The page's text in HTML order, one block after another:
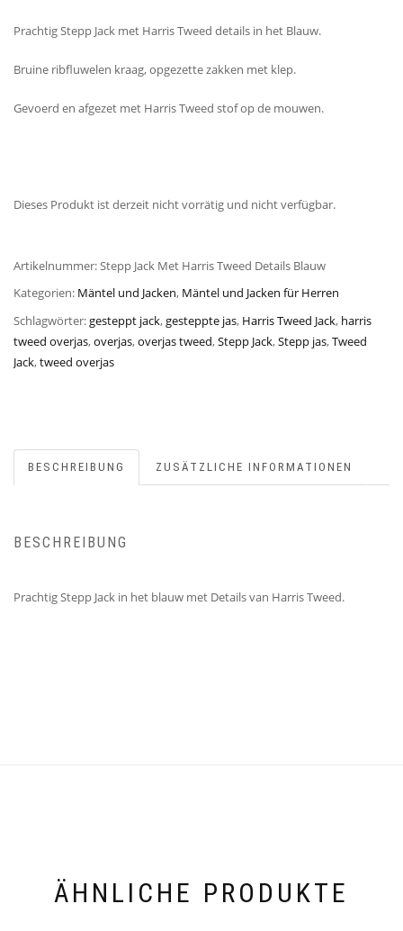
Prachtig Stepp Jack met Harris Tweed details in het Blauw.
Bruine ribfluwelen kraag, opgezette zakken met klep.
Gevoerd en afgezet met Harris Tweed stof op de mouwen.
Dieses Produkt ist derzeit nicht vorrätig und nicht verfügbar.
Artikelnummer:Stepp Jack Met Harris Tweed Details Blauw
Kategorien: Mäntel und Jacken, Mäntel und Jacken für Herren
Schlagwörter:gesteppt jack,gesteppte jas, Harris Tweed Jack, harris
tweed overjas,overjas,overjas tweed,Stepp Jack,Stepp jas,Tweed
Jack,tweed overjas
BESCHREIBUNG ZUSÄTZLICHE INFORMATIONEN
BESCHREIBUNG
Prachtig Stepp Jack in het blauw met Details van Harris Tweed.
ÄHNLICHE PRODUKTE